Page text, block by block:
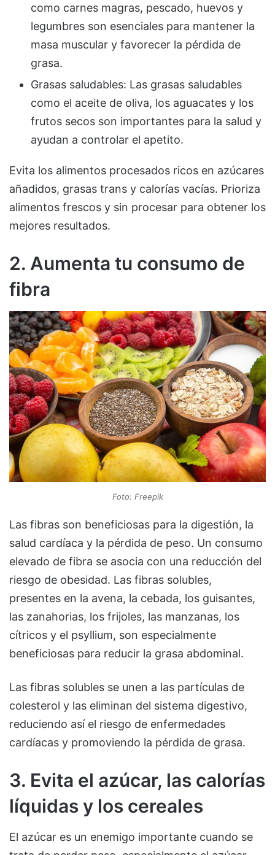
como carnes magras, pescado, huevos y
legumbres son esenciales para mantener la
masa muscular y favorecer la pérdida de
grasa.
Grasas saludables: Las grasas saludables
como el aceite de oliva, los aguacates y los
frutos secos son importantes para la salud y
ayudan a controlar el apetito.
Evita los alimentos procesados ricos en azúcares
añadidos, grasas trans y calorías vacías. Prioriza
alimentos frescos y sin procesar para obtener los
mejores resultados.
2. Aumenta tu consumo de
fibra
Foto: Freepik
Las fibras son beneficiosas para la digestión, la
salud cardíaca y la pérdida de peso. Un consumo
elevado de fibra se asocia con una reducción del
riesgo de obesidad. Las fibras solubles,
presentes en la avena, la cebada, los guisantes,
las zanahorias, los frijoles, las manzanas, los
cítricos y el psyllium, son especialmente
beneficiosas para reducir la grasa abdominal.
Las fibras solubles se unen a las partículas de
colesterol y las eliminan del sistema digestivo,
reduciendo así el riesgo de enfermedades
cardíacas y promoviendo la pérdida de grasa.
3. Evita el azúcar, las calorías
líquidas y los cereales
El azúcar es un enemigo importante cuando se